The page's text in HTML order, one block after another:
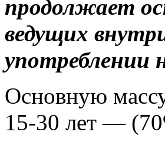
продолжает
ведущих
употреблении
Основную
15-30 лет —